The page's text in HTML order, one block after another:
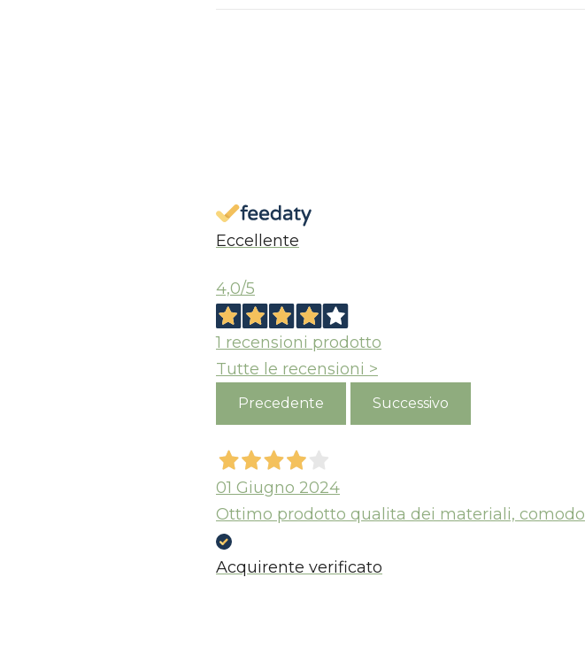
Eccellente
4,0/5
1 recensioni prodotto
Tutte le recensioni >
Precedente Successivo
01 Giugno 2024
Ottimo prodotto qualita dei materiali, comodo
Acquirente verificato